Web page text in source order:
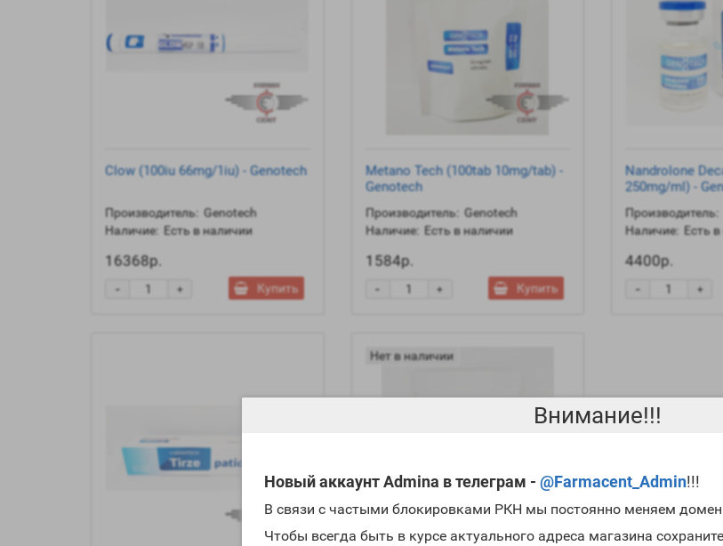
Внимание!!!
Новый аккаунт Admina в телеграм - @Farmacent_Admin!!!
В связи с частыми блокировками РКН мы постоянно меняем
Чтобы всегда быть в курсе актуального адреса магазина
Clow (100iu 66mg/1iu) - Genotech
Производитель: Genotech
Наличие: Есть в наличии
16368р.
+
- Купить
Metano Tech (100tab 10mg/tab) -
Genotech
Производитель: Genotech
Наличие: Есть в наличии
1584р.
+
- Купить
Nandrolone
250mg/ml) -
Производитель:
Наличие: Есть
4400р.
+
-
Нет в наличии